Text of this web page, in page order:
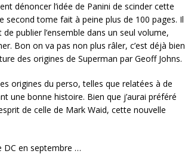
dénoncer l’idée de Panini de scinder cette
second tome fait à peine plus de 100 pages. Il
publier l’ensemble dans un seul volume,
Bon on va pas non plus râler, c’est déjà bien
des origines de Superman par Geoff Johns.
origines du perso, telles que relatées à de
une bonne histoire. Bien que j’aurai préféré
de celle de Mark Waid, cette nouvelle
DC en septembre …